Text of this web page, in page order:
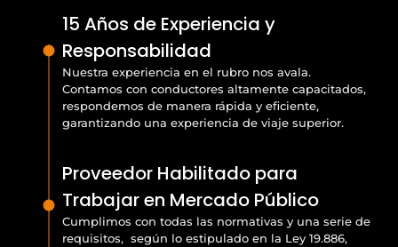
15 Años de Experiencia y
Responsabilidad
Nuestra experiencia en el rubro nos avala.
Contamos con conductores altamente capacitados,
respondemos de manera rápida y eficiente,
garantizando una experiencia de viaje superior.
Proveedor Habilitado para
Trabajar en Mercado Público
Cumplimos con todas las normativas y una serie de
requisitos, según lo estipulado en la Ley 19.886,